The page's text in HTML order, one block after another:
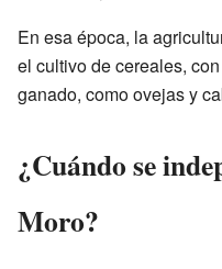
En esa época, la
el cultivo de cereales,
ganado, como ovejas y
¿Cuándo se
Moro?